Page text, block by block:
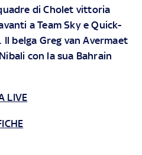
di Cholet vittoria
a Team Sky e Quick-
Il belga Greg van Avermaet
con la sua Bahrain
LIVE